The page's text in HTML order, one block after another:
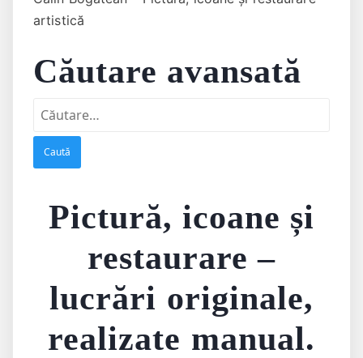
artistică
Căutare avansată
Caută
Pictură, icoane și
restaurare –
lucrări originale,
realizate manual.